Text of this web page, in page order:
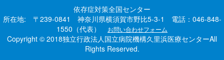
依存症対策全国センター
所在地: 〒239-0841 神奈川県横須賀市野比5-3-1 電話：046-848-
1550（代表）
お問い合わせフォーム
Copyright © 2018独立行政法人国立病院機構久里浜医療センターAll
Rights Reserved.